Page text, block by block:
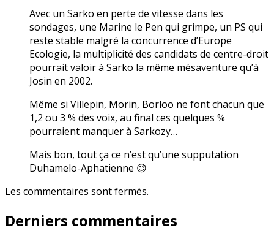
Avec un Sarko en perte de vitesse dans les
sondages, une Marine le Pen qui grimpe, un PS qui
reste stable malgré la concurrence d’Europe
Ecologie, la multiplicité des candidats de centre-droit
pourrait valoir à Sarko la même mésaventure qu’à
Josin en 2002.
Même si Villepin, Morin, Borloo ne font chacun que
1,2 ou 3 % des voix, au final ces quelques %
pourraient manquer à Sarkozy…
Mais bon, tout ça ce n’est qu’une supputation
Duhamelo-Aphatienne 😉
Les commentaires sont fermés.
Derniers commentaires